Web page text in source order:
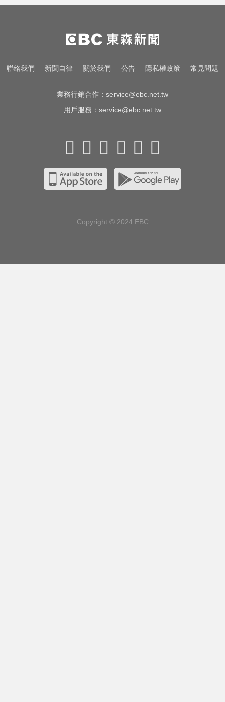
聯絡我們 新聞自律 關於我們 公告 隱私權政策 常見問題
業務行銷合作： service@ebc.net.tw
用戶服務： service@ebc.net.tw
Copyright © 2024 EBC